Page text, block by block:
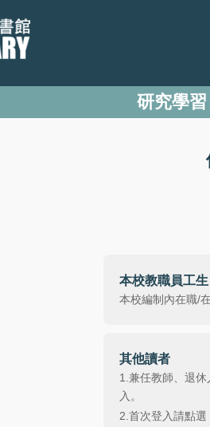
研究學習
本校教職員工生
本校編制內在職/
其他讀者
1.兼任教師、退
入。
2.首次登入請點選